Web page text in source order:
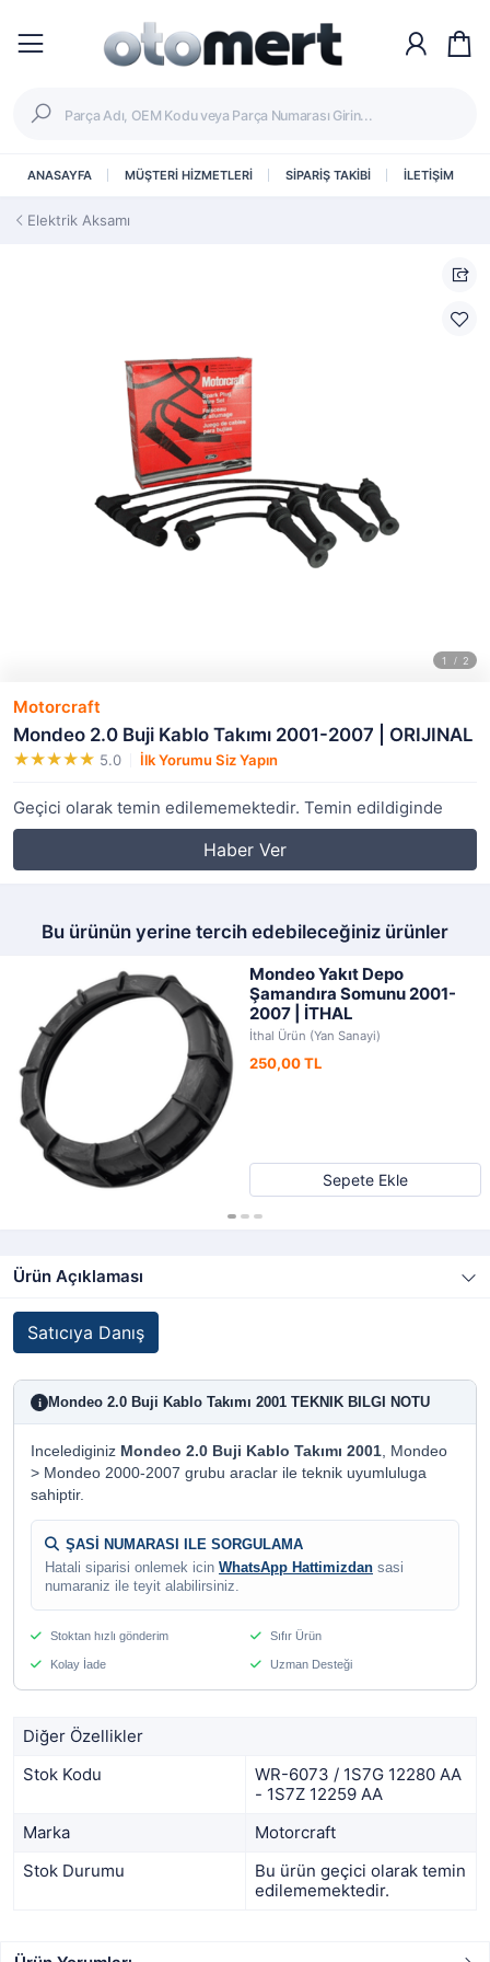
ANASAYFA MÜŞTERİ HİZMETLERİ SİPARİŞ TAKİBİ İLETİŞİM
Elektrik Aksamı
Motorcraft
Mondeo 2.0 Buji Kablo Takımı 2001-2007 | ORIJINAL
5.0 İlk Yorumu Siz Yapın
Geçici olarak temin edilememektedir. Temin edildiginde
Haber Ver
Bu ürünün yerine tercih edebileceğiniz ürünler
Mondeo Yakıt Depo
Şamandıra Somunu 2001-
2007 | İTHAL
İthal Ürün (Yan Sanayi)
250,00 TL
Sepete Ekle
Ürün Açıklaması
Satıcıya Danış
i Mondeo 2.0 Buji Kablo Takımı 2001 TEKNIK BILGI NOTU
Incelediginiz Mondeo 2.0 Buji Kablo Takımı 2001, Mondeo
> Mondeo 2000-2007 grubu araclar ile teknik uyumluluga
sahiptir.
ŞASİ NUMARASI ILE SORGULAMA
Hatali siparisi onlemek icin WhatsApp Hattimizdan sasi
numaraniz ile teyit alabilirsiniz.
Stoktan hızlı gönderim Sıfır Ürün
Kolay İade Uzman Desteği
Diğer Özellikler
Stok Kodu
WR-6073 / 1S7G 12280 AA
- 1S7Z 12259 AA
Marka
Motorcraft
Stok Durumu
Bu ürün geçici olarak temin
edilememektedir.